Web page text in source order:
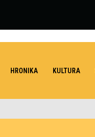
HRONIKA KULTURA